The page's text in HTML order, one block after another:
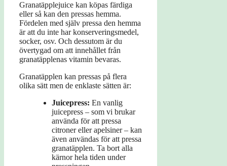
Granatäpplejuice kan köpas färdiga
eller så kan den pressas hemma.
Fördelen med själv pressa den hemma
är att du inte har konserveringsmedel,
socker, osv. Och dessutom är du
övertygad om att innehållet från
granatäpplenas vitamin bevaras.
Granatäpplen kan pressas på flera
olika sätt men de enklaste sätten är:
Juicepress: En vanlig
juicepress – som vi brukar
använda för att pressa
citroner eller apelsiner – kan
även användas för att pressa
granatäpplen. Ta bort alla
kärnor hela tiden under